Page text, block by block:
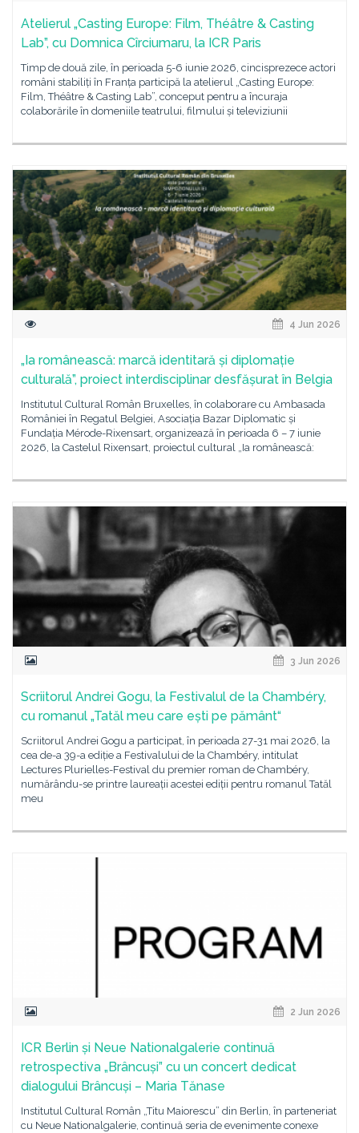
Atelierul „Casting Europe: Film, Théâtre & Casting
Lab”, cu Domnica Cîrciumaru, la ICR Paris
Timp de două zile, în perioada 5-6 iunie 2026, cincisprezece actori
români stabiliți în Franța participă la atelierul „Casting Europe:
Film, Théâtre & Casting Lab”, conceput pentru a încuraja
colaborările în domeniile teatrului, filmului și televiziunii
4 Jun 2026
„Ia românească: marcă identitară și diplomație
culturală”, proiect interdisciplinar desfășurat în Belgia
Institutul Cultural Român Bruxelles, în colaborare cu Ambasada
României în Regatul Belgiei, Asociația Bazar Diplomatic și
Fundația Mérode-Rixensart, organizează în perioada 6 – 7 iunie
2026, la Castelul Rixensart, proiectul cultural „Ia românească:
3 Jun 2026
Scriitorul Andrei Gogu, la Festivalul de la Chambéry,
cu romanul „Tatăl meu care ești pe pământ“
Scriitorul Andrei Gogu a participat, în perioada 27-31 mai 2026, la
cea de-a 39-a ediție a Festivalului de la Chambéry, intitulat
Lectures Plurielles-Festival du premier roman de Chambéry,
numărându-se printre laureații acestei ediții pentru romanul Tatăl
meu
2 Jun 2026
ICR Berlin și Neue Nationalgalerie continuă
retrospectiva „Brâncuși” cu un concert dedicat
dialogului Brâncuși – Maria Tănase
Institutul Cultural Român „Titu Maiorescu” din Berlin, în parteneriat
cu Neue Nationalgalerie, continuă seria de evenimente conexe